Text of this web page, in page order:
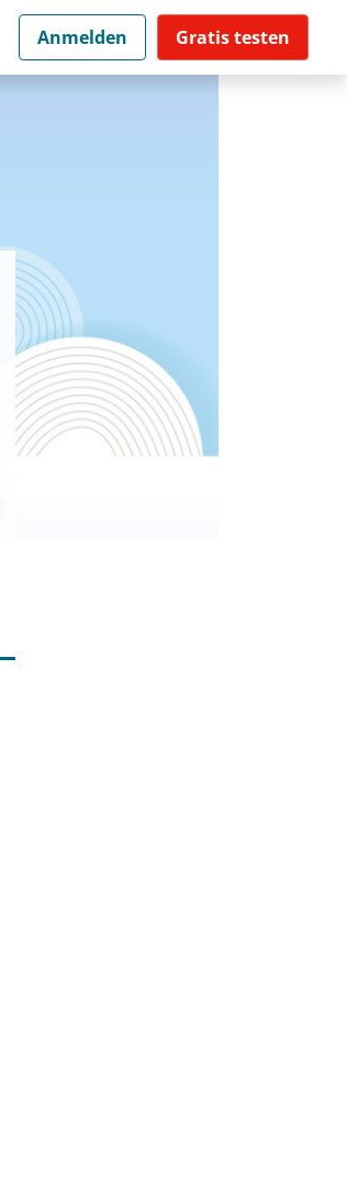
Anmelden Gratis testen